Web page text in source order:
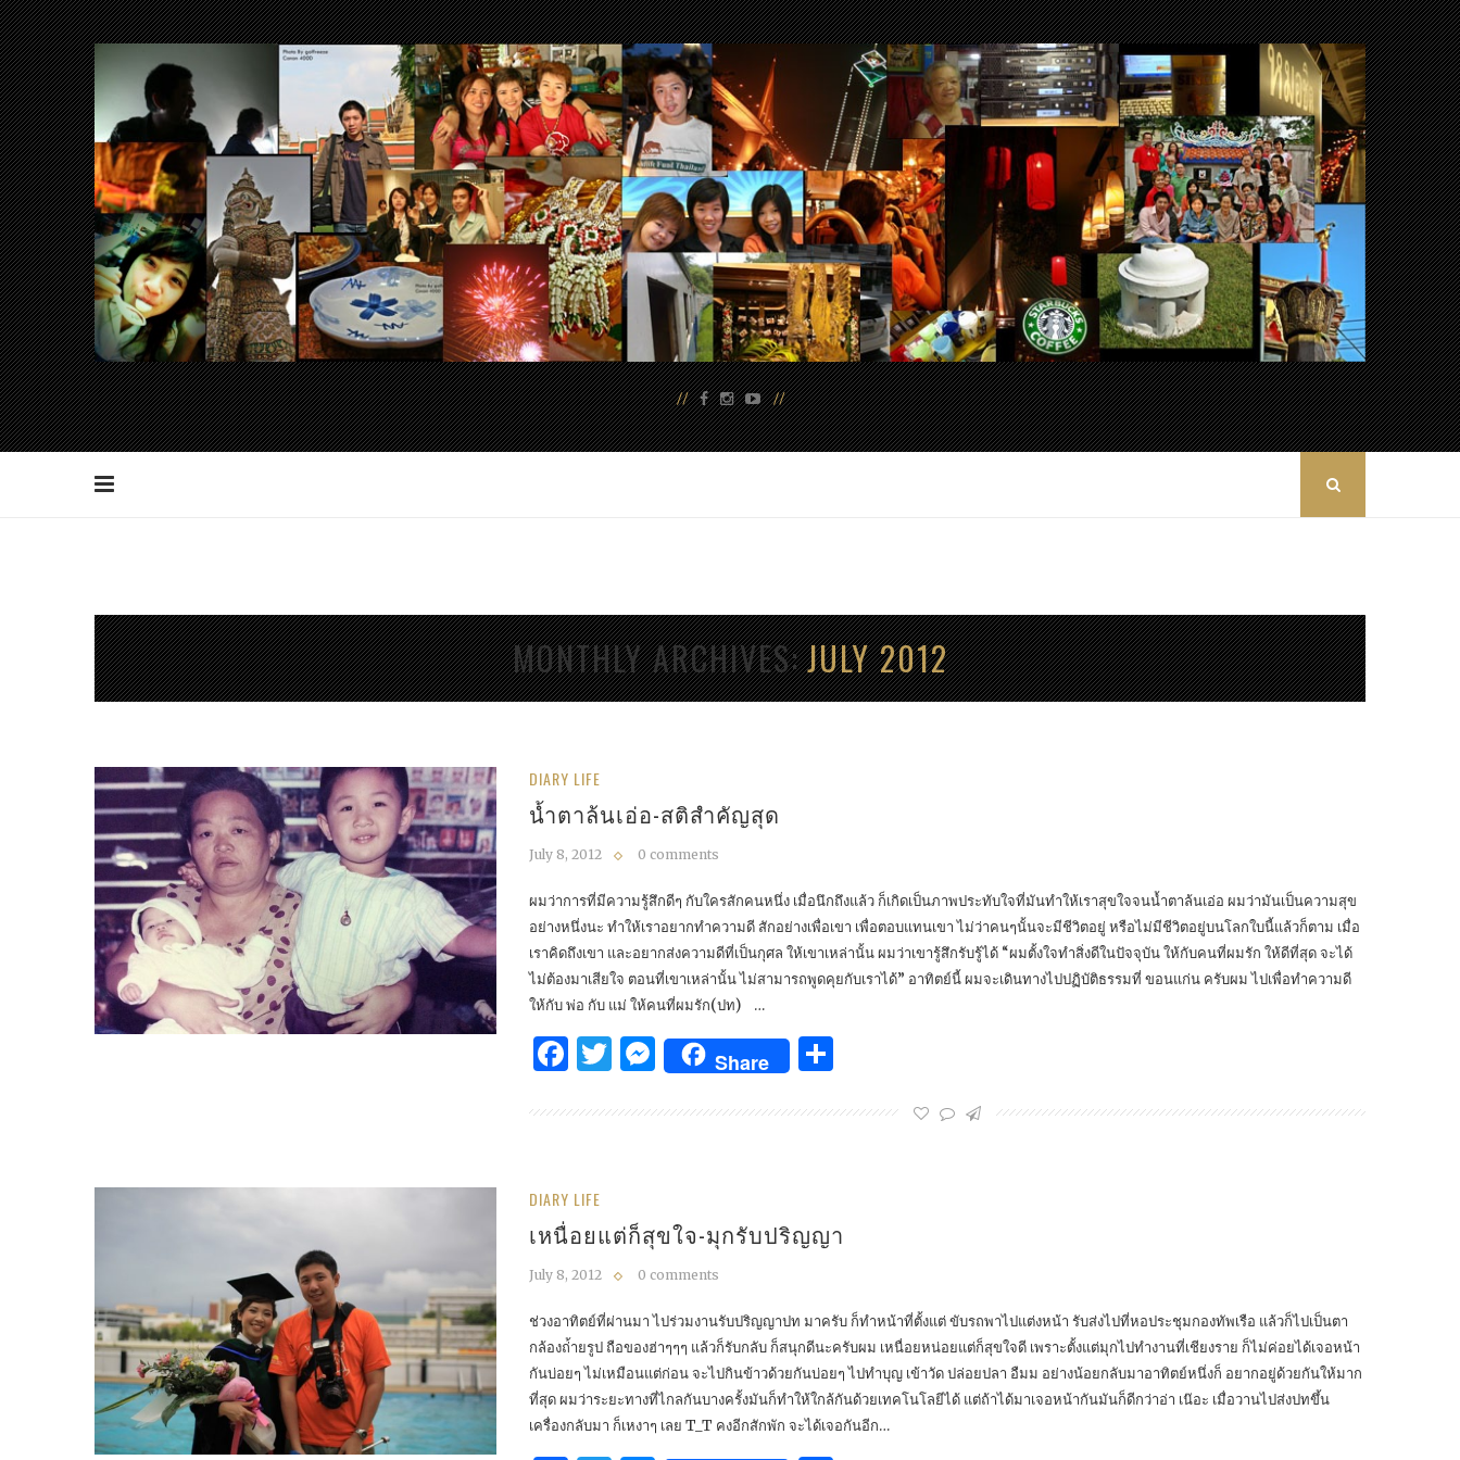
MONTHLY ARCHIVES JULY 2012
DIARY LIFE
น้ำตาล้นเอ่อ-สติสำคัญสุด
July 8, 2012 0 comments
ผมว่าการที่มีความรู้สึกดีๆ กับใครสักคนหนึ่ง เมื่อนึกถึงแล้ว ก็เกิดเป็นภาพประทับใจที่มันทำให้เราสุขใจจนน้ำตาล้นเอ่อ ผมว่ามันเป็นความสุข
อย่างหนึ่งนะ ทำให้เราอยากทำความดี สักอย่างเพื่อเขา เพื่อตอบแทนเขา ไม่ว่าคนๆนั้นจะมีชีวิตอยู่ หรือไม่มีชีวิตอยู่บนโลกใบนี้แล้วก็ตาม เมื่อ
เราคิดถึงเขา และอยากส่งความดีที่เป็นกุศล ให้เขาเหล่านั้น ผมว่าเขารู้สึกรับรู้ได้ “ผมตั้งใจทำสิ่งดีในปัจจุบัน ให้กับคนที่ผมรัก ให้ดีที่สุด จะได้
ไม่ต้องมาเสียใจ ตอนที่เขาเหล่านั้น ไม่สามารถพูดคุยกับเราได้” อาทิตย์นี้ ผมจะเดินทางไปปฏิบัติธรรมที่ ขอนแก่น ครับผม ไปเพื่อทำความดี
ให้กับ พ่อ กับ แม่ ให้คนที่ผมรัก(ปท) …
Facebook
Twitter
Messenger
Share
DIARY LIFE
เหนื่อยแต่ก็สุขใจ-มุกรับปริญญา
July 8, 2012 0 comments
ช่วงอาทิตย์ที่ผ่านมา ไปร่วมงานรับปริญญาปท มาครับ ก็ทำหน้าที่ตั้งแต่ ขับรถพาไปแต่งหน้า รับส่งไปที่หอประชุมกองทัพเรือ แล้วก็ไปเป็นตา
กล้องถ่้ายรูป ถือของฮ่าๆๆๆ แล้วก็รับกลับ ก็สนุกดีนะครับผม เหนื่อยหน่อยแต่ก็สุขใจดี เพราะตั้งแต่มุกไปทำงานที่เชียงราย ก็ไม่ค่อยได้เจอหน้า
กันบ่อยๆ ไม่เหมือนแต่ก่อน จะไปกินข้าวด้วยกันบ่อยๆ ไปทำบุญ เข้าวัด ปล่อยปลา อืมม อย่างน้อยกลับมาอาทิตย์หนึ่งก็ อยากอยู่ด้วยกันให้มาก
ที่สุด ผมว่าระยะทางที่ไกลกันบางครั้งมันก็ทำให้ใกล้กันด้วยเทคโนโลยีได้ แต่ถ้าได้มาเจอหน้ากันมันก็ดีกว่าอ่า เน๊อะ เมื่อวานไปส่งปทขึ้น
เครื่องกลับมา ก็เหงาๆ เลย T_T คงอีกสักพัก จะได้เจอกันอีก…